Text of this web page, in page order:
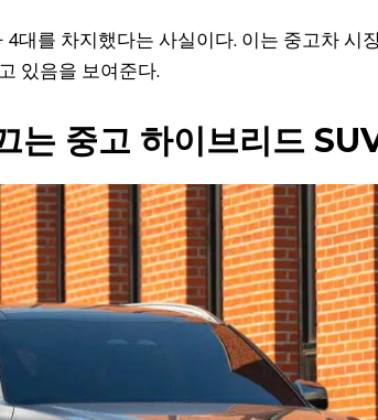
대를 차지했다는 사실이다. 이는 중고차 시
있음을 보여준다.
는 중고 하이브리드